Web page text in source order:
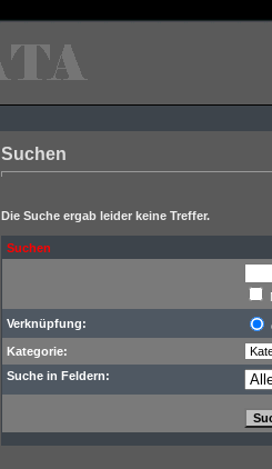
Suchen
Die Suche ergab leider keine Treffer.
Suchen
Verknüpfung:
Kategorie:
Suche in Feldern: